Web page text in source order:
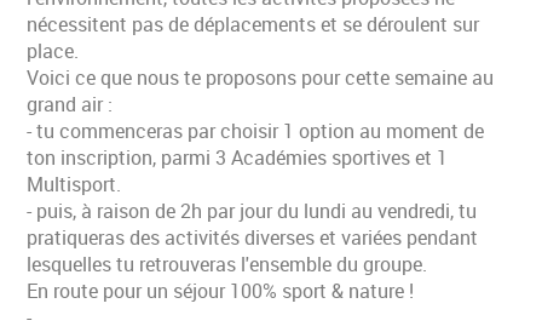
nécessitent pas de déplacements et se déroulent sur
place.
Voici ce que nous te proposons pour cette semaine au
grand air :
- tu commenceras par choisir 1 option au moment de
ton inscription, parmi 3 Académies sportives et 1
Multisport.
- puis, à raison de 2h par jour du lundi au vendredi, tu
pratiqueras des activités diverses et variées pendant
lesquelles tu retrouveras l'ensemble du groupe.
En route pour un séjour 100% sport & nature !
-